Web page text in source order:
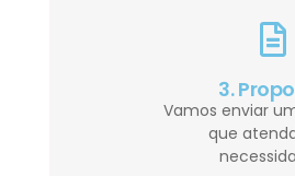
3.
Vamos enviar
que